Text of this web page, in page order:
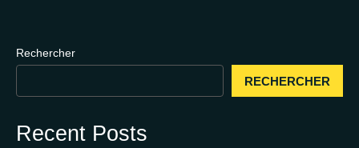
Rechercher
RECHERCHER
Recent Posts